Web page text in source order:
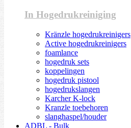
In Hogedrukreiniging
Kränzle hogedrukreinigers
Active hogedrukreinigers
foamlance
hogedruk sets
koppelingen
hogedruk pistool
hogedrukslangen
Karcher K-lock
Kranzle toebehoren
slanghaspel/houder
ADBL - Bulk